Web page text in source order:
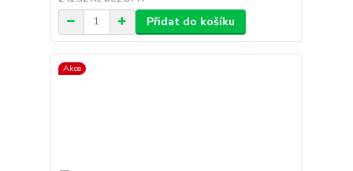
Přidat do košíku
Akce